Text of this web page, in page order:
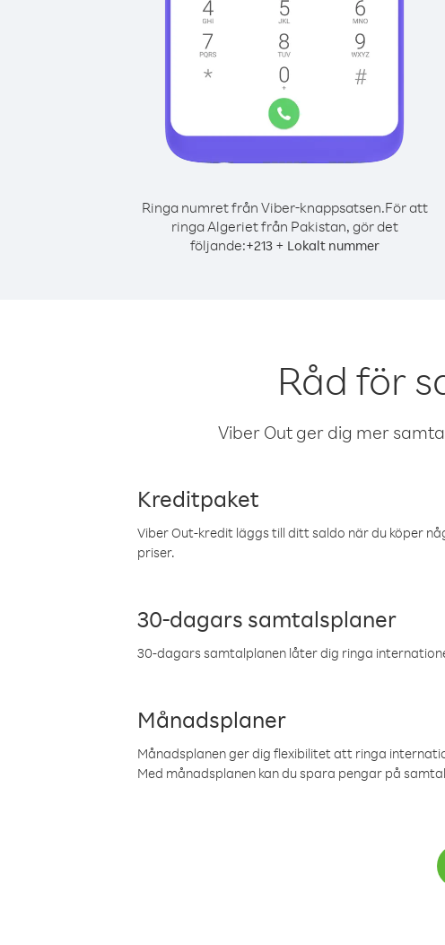
Ringa numret från Viber-knappsatsen.För att
ringa Algeriet från Pakistan, gör det
följande:+213+ Lokalt nummer
Råd för
Viber Out ger dig mer
Kreditpaket
Viber Out-kredit läggs till ditt saldo när du köper
priser.
30-dagars samtalsplaner
30-dagars samtalplanen låter dig ringa
Månadsplaner
Månadsplanen ger dig flexibilitet att ringa
Med månadsplanen kan du spara pengar på